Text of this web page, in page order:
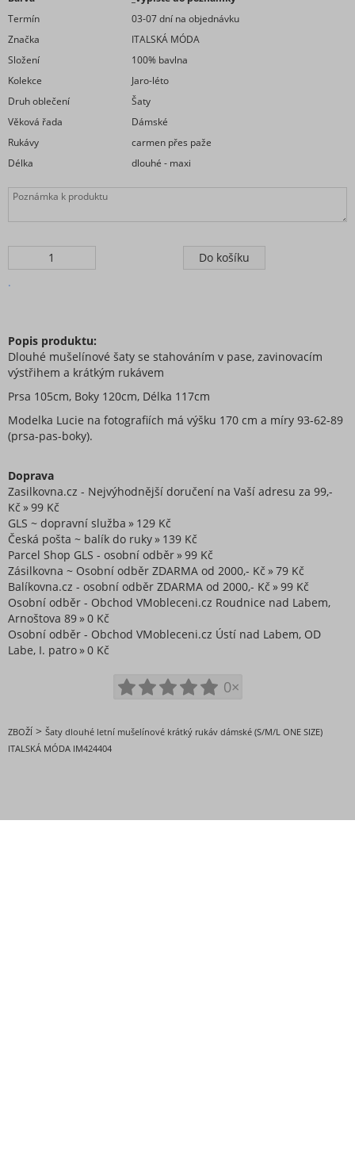
Termín
03-07 dní na objednávku
Značka
ITALSKÁ MÓDA
Složení
100% bavlna
Kolekce
Jaro-léto
Druh oblečení
Šaty
Věková řada
Dámské
Rukávy
carmen přes paže
Délka
dlouhé - maxi
.
Popis produktu:
Dlouhé mušelínové šaty se stahováním v pase, zavinovacím
výstřihem a krátkým rukávem
Prsa 105cm, Boky 120cm, Délka 117cm
Modelka Lucie na fotografiích má výšku 170 cm a míry 93-62-89
(prsa-pas-boky).
Doprava
Zasilkovna.cz - Nejvýhodnější doručení na Vaší adresu za 99,-
Kč
99 Kč
GLS ~ dopravní služba
129 Kč
Česká pošta ~ balík do ruky
139 Kč
Parcel Shop GLS - osobní odběr
99 Kč
Zásilkovna ~ Osobní odběr ZDARMA od 2000,- Kč
79 Kč
Balíkovna.cz - osobní odběr ZDARMA od 2000,- Kč
99 Kč
Osobní odběr - Obchod VMobleceni.cz Roudnice nad Labem,
Arnoštova 89
0 Kč
Osobní odběr - Obchod VMobleceni.cz Ústí nad Labem, OD
Labe, I. patro
0 Kč
0×
ZBOŽÍ > Šaty dlouhé letní mušelínové krátký rukáv dámské (S/M/L ONE SIZE)
ITALSKÁ MÓDA IM424404